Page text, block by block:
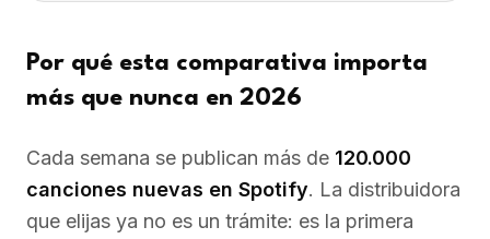
Por qué esta comparativa importa
más que nunca en 2026
Cada semana se publican más de 120.000
canciones nuevas en Spotify. La distribuidora
que elijas ya no es un trámite: es la primera